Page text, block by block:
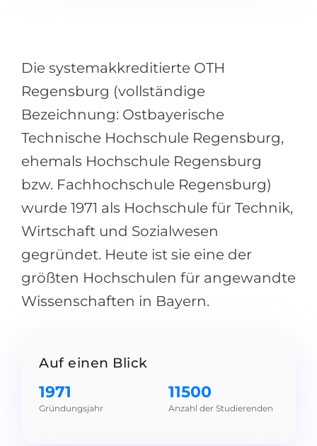
Studienfächer
Beispiel-Stellenangebote
Holland-Test
Interessenkarte-Test
RIASEC-Test
Erfolgzu
100%
Ingenieurwesen
Physik
Anderes Fach
BEWERBEN AUS …
Russland
Ukraine
Kasachstan
Aserbaidschan
Armenien
Anderes Land
BERATUNG BUCHEN
Die systemakkreditierte OTH
Regensburg (vollständige
Bezeichnung: Ostbayerische
Technische Hochschule Regensburg,
ehemals Hochschule Regensburg
bzw. Fachhochschule Regensburg)
wurde 1971 als Hochschule für Technik,
Wirtschaft und Sozialwesen
gegründet. Heute ist sie eine der
größten Hochschulen für angewandte
Wissenschaften in Bayern.
Auf einen Blick
1971
Gründungsjahr
11500
Anzahl der Studierenden